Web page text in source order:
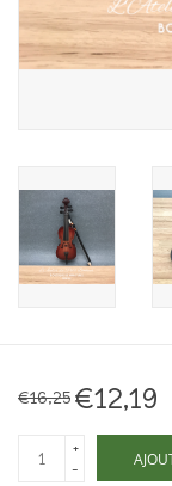
1/24ème
Maison de souris
miniature - The
€16,25 €12,19
+
-